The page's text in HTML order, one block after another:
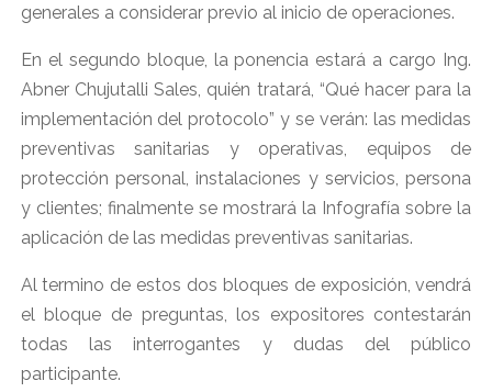
generales a considerar previo al inicio de operaciones.
En el segundo bloque, la ponencia estará a cargo Ing.
Abner Chujutalli Sales, quién tratará, “Qué hacer para la
implementación del protocolo” y se verán: las medidas
preventivas sanitarias y operativas, equipos de
protección personal, instalaciones y servicios, persona
y clientes; finalmente se mostrará la Infografía sobre la
aplicación de las medidas preventivas sanitarias.
Al termino de estos dos bloques de exposición, vendrá
el bloque de preguntas, los expositores contestarán
todas las interrogantes y dudas del público
participante.